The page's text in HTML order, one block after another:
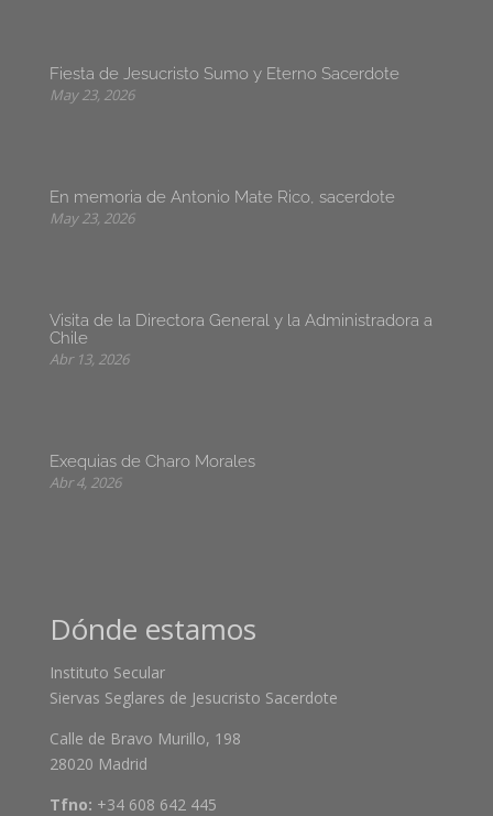
Fiesta de Jesucristo Sumo y Eterno Sacerdote
May 23, 2026
En memoria de Antonio Mate Rico, sacerdote
May 23, 2026
Visita de la Directora General y la Administradora a
Chile
Abr 13, 2026
Exequias de Charo Morales
Abr 4, 2026
Dónde estamos
Instituto Secular
Siervas Seglares de Jesucristo Sacerdote
Calle de Bravo Murillo, 198
28020 Madrid
Tfno: +34 608 642 445